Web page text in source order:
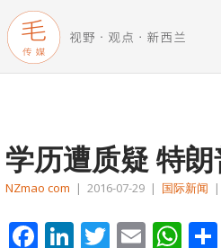
学历遭质疑 特
NZmao com | 2016-07-29 | 国际新闻 |
Facebook
LinkedIn
Twitter
Email